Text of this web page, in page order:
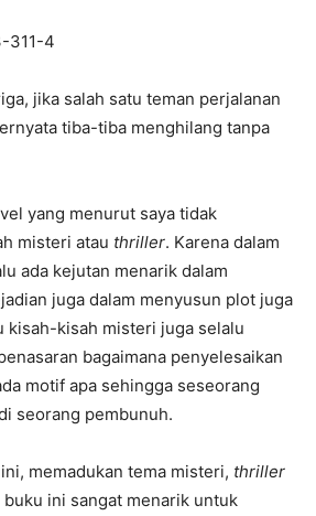
311-4
jika salah satu teman perjalanan
tiba-tiba menghilang tanpa
yang menurut saya tidak
misteri atau thriller. Karena dalam
ada kejutan menarik dalam
juga dalam menyusun plot juga
kisah-kisah misteri juga selalu
bagaimana penyelesaikan
motif apa sehingga seseorang
seorang pembunuh.
memadukan tema misteri, thriller
ini sangat menarik untuk